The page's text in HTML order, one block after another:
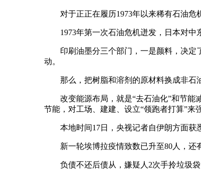
对于正正在履历1973年以来稀有石油危机
1973年第一次石油危机迸发，日本对中东
印刷油墨分三个部门，一是颜料，决定了
动。
那么，把树脂和溶剂的原材料换成非石油
改变能源布局，就是“去石油化”和节能减
节能，对工场、建建、设立“领跑者打算”来
本地时间17日，央视记者自伊朗方面获悉
新一轮埃博拉疫情致数已升至80人，还有
负债不还后债从，嫌疑人2次手拎垃圾袋